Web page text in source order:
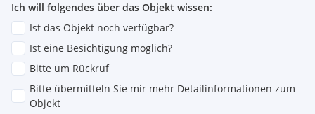
- hochqualitative Reihenhäuser
Umfeld in ruhiger Wohngegend- Aufstrebende Lage Nähe
zum Kagraner Stadtzentrum- U- Bahnanbindung und sehr
gute Nahversorgung
PKW Stellplatz vor dem Haus
Ich will folgendes über das Objekt wissen:
Ist das Objekt noch verfügbar?
Ist eine Besichtigung möglich?
Bitte um Rückruf
Bitte übermitteln Sie mir mehr Detailinformationen zum
Objekt